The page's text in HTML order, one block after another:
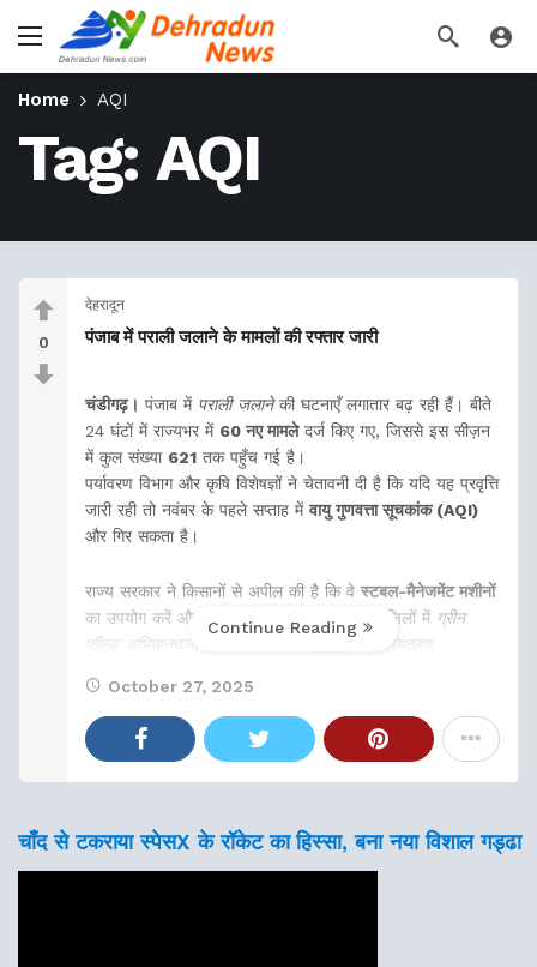
Home AQI
Tag: AQI
0
देहरादून
पंजाब में पराली जलाने के मामलों की रफ्तार जारी
चंडीगढ़। पंजाब में पराली जलानेकी घटनाएँ लगातार बढ़ रही हैं। बीते
24 घंटों में राज्यभर में 60 नए मामलेदर्ज किए गए, जिससे इस सीज़न
में कुल संख्या 621 तक पहुँच गई है।
पर्यावरण विभाग और कृषि विशेषज्ञों ने चेतावनी दी है कि यदि यह प्रवृत्ति
जारी रही तो नवंबर के पहले सप्ताह मेंवायु गुणवत्ता सूचकांक (AQI)
और गिर सकता है।
राज्य सरकार ने किसानों से अपील की है कि वे स्टबल-मैनेजमेंट मशीनों
का उपयोग करें और पराली न जलाएँ। साथ ही कई जिलों में ग्रीन
फील्ड अभियान चलाया जा रहा है ताकि प्रदूषण पर नियंत्रण
Continue Reading
October 27, 2025
चाँद से टकराया स्पेसX के रॉकेट का हिस्सा, बना नया विशाल गड्ढा